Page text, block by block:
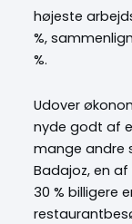
højeste
%,
%.
Udover
nyde godt af
mange andre
Badajoz, en
30 % billigere